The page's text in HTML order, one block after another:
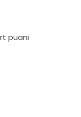
puanı